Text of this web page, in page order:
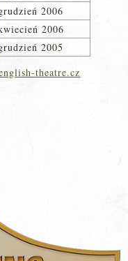
2006
2006
2005
theatre.cz